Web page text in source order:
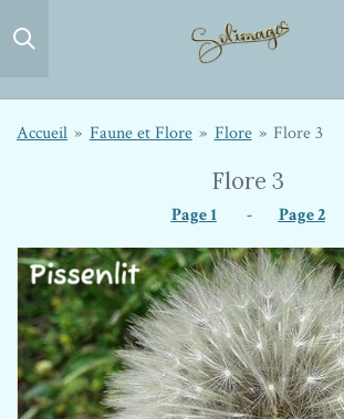
Passer
Accueil » Faune et Flore » Flore » Flore 3
Flore 3
Page 1- Page 2